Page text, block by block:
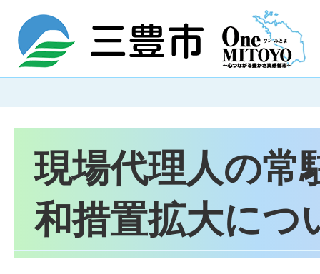
現場代理人の常
和措置拡大につ